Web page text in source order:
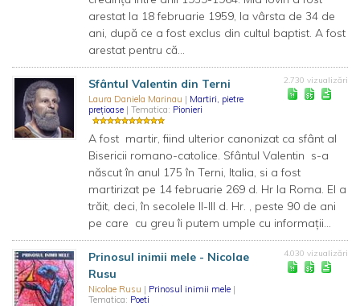
arestat la 18 februarie 1959, la vârsta de 34 de
ani, după ce a fost exclus din cultul baptist. A fost
arestat pentru că...
Sfântul Valentin din Terni
Laura Daniela Marinau | Martiri, pietre
prețioase | Tematica: Pionieri
2.730 vizualizări
A fost martir, fiind ulterior canonizat ca sfânt al
Bisericii romano-catolice. Sfântul Valentin s-a
născut în anul 175 în Terni, Italia, si a fost
martirizat pe 14 februarie 269 d. Hr la Roma. El a
trăit, deci, în secolele II-III d. Hr. , peste 90 de ani
pe care cu greu îi putem umple cu informații...
Prinosul inimii mele - Nicolae
Rusu
Nicolae Rusu | Prinosul inimii mele |
Tematica: Poeti
4.030 vizualizări